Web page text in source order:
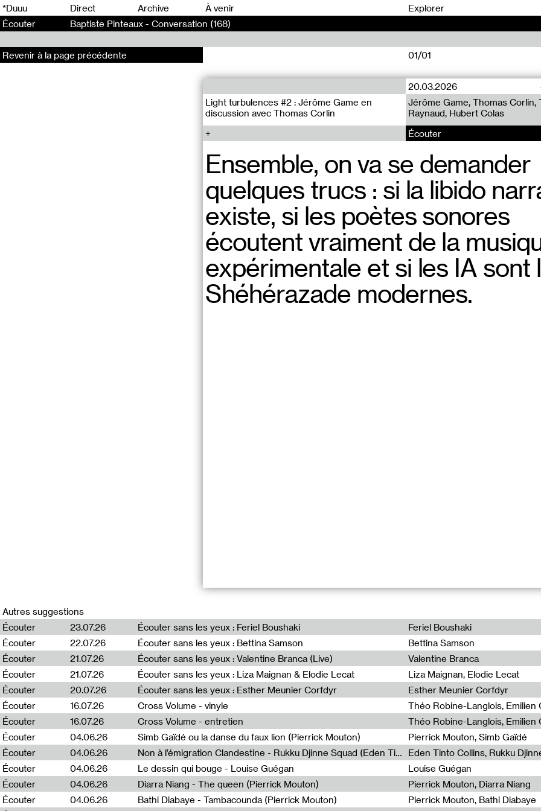
*Duuu Direct Archive À venir
Explorer
Écouter
Baptiste Pinteaux - Conversation (168)
01/01
20.03.2026
Light turbulences #2 : Jérôme Game en
discussion avec Thomas Corlin
Jérôme Game, Thomas Corlin,
Raynaud, Hubert Colas
Écouter
Ensemble, on va se demander
quelques trucs : si la libido
existe, si les poètes sonores
écoutent vraiment de la
expérimentale et si les IA sont
Shéhérazade modernes.
À l’occasion de la sortie du vinyleLight Turbulencesde Jérôme Game, cette
Conversation radiophonique entre Thomas Corlin & Jérôme Game.
-> Avec un extrait de RÉCIT(S) - Mise en lecture par Hubert Colas avec Thierry
Jérôme Game.
RÉCIT(S) fait entendre une intelligence artificielle en train d’apprendre à
en dialoguant avec d’autres voix, humaines celles-ci. Petit à petit, entre règles
registres thématiques, les positions se troublent, s’échangent et se combinent
personnages virtuels jusqu’à ce que ne demeure pleinement audible que l’élan
échappant aux différents codages lancés à sa poursuite.
Jérôme Game est un poète et plasticien français travaillant à la croisée des arts
visuels, sonores et scéniques. Présentées sous forme de livres, vidéos, pièces
performances ou installations (expositions, objets, spatialisations), ses œuvres
formes de l’expérience contemporaine à l’intersection des mots, des sons, et
collabore souvent avec des musicien·nes et pour le théâtre, et donne
lectures publiques en France et à l’étranger. Il enseigne le cinéma à New York et
Revenir à la page précédente
Autres suggestions
Écouter
23.07.26 Écouter sans les yeux : Feriel Boushaki
Feriel Boushaki
Écouter
22.07.26 Écouter sans les yeux : Bettina Samson
Bettina Samson
Écouter
21.07.26 Écouter sans les yeux : Valentine Branca (Live)
Valentine Branca
Écouter
21.07.26 Écouter sans les yeux : Liza Maignan & Elodie Lecat
Liza Maignan, Elodie Lecat
Écouter
20.07.26 Écouter sans les yeux : Esther Meunier Corfdyr
Esther Meunier Corfdyr
Écouter
16.07.26
Cross Volume - vinyle
Écouter
16.07.26
Cross Volume - entretien
Écouter
04.06.26 Simb Gaïdé ou la danse du faux lion (Pierrick Mouton)
Pierrick Mouton, Simb Gaïdé
Écouter
04.06.26 Non à l’émigration Clandestine - Rukku Djinne Squad (Eden Tinto Collins)
Eden Tinto Collins, Rukku
Écouter
04.06.26 Le dessin qui bouge - Louise Guégan
Louise Guégan
Écouter
04.06.26 Diarra Niang - The queen (Pierrick Mouton)
Pierrick Mouton, Diarra Niang
Écouter
04.06.26 Bathi Diabaye - Tambacounda (Pierrick Mouton)
Pierrick Mouton, Bathi Diabaye
00
00